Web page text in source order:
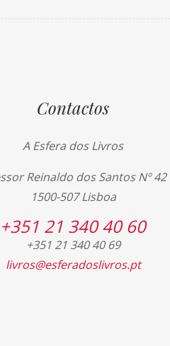
Contactos
A Esfera dos Livros
Reinaldo dos Santos Nº 42
1500-507 Lisboa
+351 21 340 40 60
+351 21 340 40 69
livros@esferadoslivros.pt